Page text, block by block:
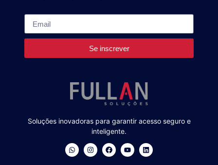
Se inscrever
Soluções inovadoras para garantir acesso seguro e
inteligente.